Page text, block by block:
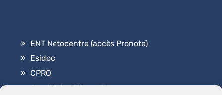
ENT Netocentre (accès Pronote)
Esidoc
CPRO
Académie Orléans-Tours